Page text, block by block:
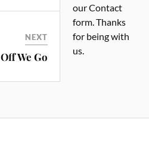
NEXT
Off We Go
our Contact
form. Thanks
for being with
us.